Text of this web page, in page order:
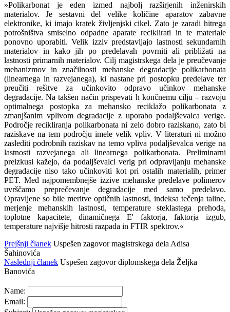
»Polikarbonat je eden izmed najbolj razširjenih inženirskih
materialov. Je sestavni del velike količine aparatov zabavne
elektronike, ki imajo kratek življenjski cikel. Zato je zaradi hitrega
potrošništva smiselno odpadne aparate reciklirati in te materiale
ponovno uporabiti. Velik izziv predstavljajo lastnosti sekundarnih
materialov in kako jih po predelavah povrniti ali približati na
lastnosti primarnih materialov. Cilj magistrskega dela je preučevanje
mehanizmov in značilnosti mehanske degradacije polikarbonata
(linearnega in razvejanega), ki nastane pri postopku predelave ter
preučiti rešitve za učinkovito odpravo učinkov mehanske
degradacije. Na takšen način prispevati h končnemu cilju – razvoju
optimalnega postopka za mehansko reciklažo polikarbonata z
zmanjšanim vplivom degradacije z uporabo podaljševalca verige.
Področje recikliranja polikarbonata ni zelo dobro raziskano, zato bi
raziskave na tem področju imele velik vpliv. V literaturi ni možno
zaslediti podrobnih raziskav na temo vpliva podaljševalca verige na
lastnosti razvejanega ali linearnega polikarbonata. Preliminarni
preizkusi kažejo, da podaljševalci verig pri odpravljanju mehanske
degradacije niso tako učinkoviti kot pri ostalih materialih, primer
PET. Med najpomembnejše izzive mehanske predelave polimerov
uvrščamo preprečevanje degradacije med samo predelavo.
Opravljene so bile meritve optičnih lastnosti, indeksa tečenja taline,
merjenje mehanskih lastnosti, temperature steklastega prehoda,
toplotne kapacitete, dinamičnega E' faktorja, faktorja izgub,
temperature najvišje hitrosti razpada in FTIR spektrov.«
Prejšnji članek Uspešen zagovor magistrskega dela Adisa
Šahinovića
Naslednji članek Uspešen zagovor diplomskega dela Željka
Banovića
Name:
Email: